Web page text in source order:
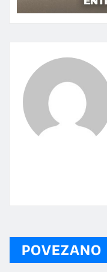
POVEZANO